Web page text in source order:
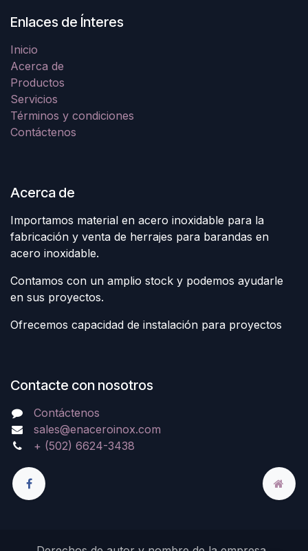
Enlaces de Ínteres
Inicio
Acerca de
Productos
Servicios
Términos y condiciones
Contáctenos
Acerca de
Importamos material en acero inoxidable para la
fabricación y venta de herrajes para barandas en
acero inoxidable.
Contamos con un amplio stock y podemos ayudarle
en sus proyectos.
Ofrecemos capacidad de instalación para proyectos
Contacte con nosotros
Contáctenos
sales@enaceroinox.com
+ (502) 6624-3438